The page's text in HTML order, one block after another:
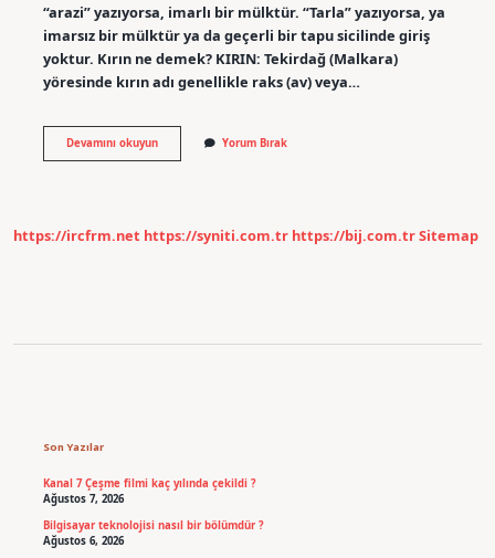
“arazi” yazıyorsa, imarlı bir mülktür. “Tarla” yazıyorsa, ya
imarsız bir mülktür ya da geçerli bir tapu sicilinde giriş
yoktur. Kırın ne demek? KIRIN: Tekirdağ (Malkara)
yöresinde kırın adı genellikle raks (av) veya…
Devamını okuyunKır
Tarla
Yorum Bırak
https://ircfrm.net https://syniti.com.tr https://bij.com.trSitemap
Son Yazılar
Kanal 7 Çeşme filmi kaç yılında çekildi ?
Ağustos 7, 2026
Bilgisayar teknolojisi nasıl bir bölümdür ?
Ağustos 6, 2026